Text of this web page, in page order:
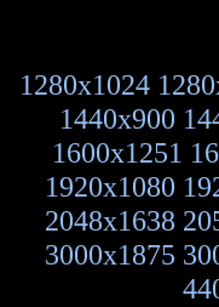
1280x1024
1440x900
1600x1251
1920x1080
2048x1638
3000x1875